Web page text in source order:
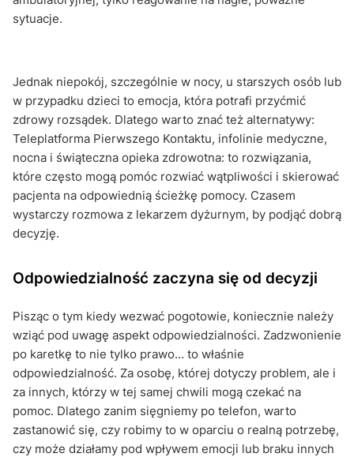
sytuacje.
Jednak niepokój, szczególnie w nocy, u starszych osób lub
w przypadku dzieci to emocja, która potrafi przyćmić
zdrowy rozsądek. Dlatego warto znać też alternatywy:
Teleplatforma Pierwszego Kontaktu, infolinie medyczne,
nocna i świąteczna opieka zdrowotna: to rozwiązania,
które często mogą pomóc rozwiać wątpliwości i skierować
pacjenta na odpowiednią ścieżkę pomocy. Czasem
wystarczy rozmowa z lekarzem dyżurnym, by podjąć dobrą
decyzję.
Odpowiedzialność zaczyna się od decyzji
Pisząc o tym kiedy wezwać pogotowie, koniecznie należy
wziąć pod uwagę aspekt odpowiedzialności. Zadzwonienie
po karetkę to nie tylko prawo… to właśnie
odpowiedzialność. Za osobę, której dotyczy problem, ale i
za innych, którzy w tej samej chwili mogą czekać na
pomoc. Dlatego zanim sięgniemy po telefon, warto
zastanowić się, czy robimy to w oparciu o realną potrzebę,
czy może działamy pod wpływem emocji lub braku innych